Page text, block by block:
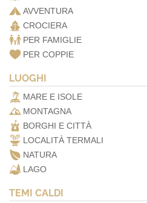
AVVENTURA
CROCIERA
PER FAMIGLIE
PER COPPIE
LUOGHI
MARE E ISOLE
MONTAGNA
BORGHI E CITTÀ
LOCALITÀ TERMALI
NATURA
LAGO
TEMI CALDI